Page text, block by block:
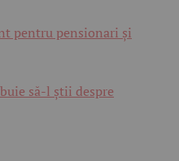
pentru pensionari și
să-l știi despre